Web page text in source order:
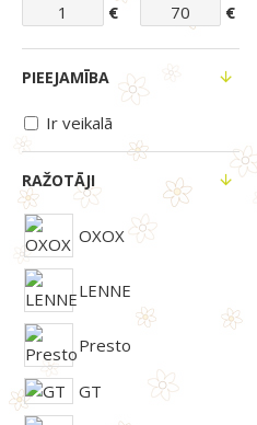
€ €
RAŽOTĀJI
OXOX
LENNE
Presto
GT
PIEEJAMĪBA
Ir veikalā